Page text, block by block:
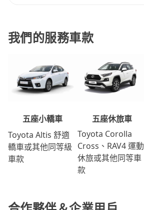
我們的服務車款
五座小轎車
Toyota Altis 舒適
轎車或其他同等級
車款
五座休旅車
Toyota Corolla
Cross、RAV4 運動
休旅或其他同等車
款